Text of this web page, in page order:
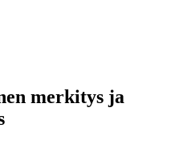
merkitys ja